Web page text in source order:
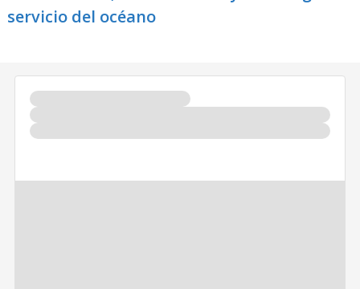
servicio del océano